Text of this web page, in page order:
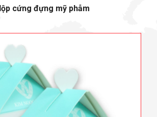
cứng đựng mỹ phẫm